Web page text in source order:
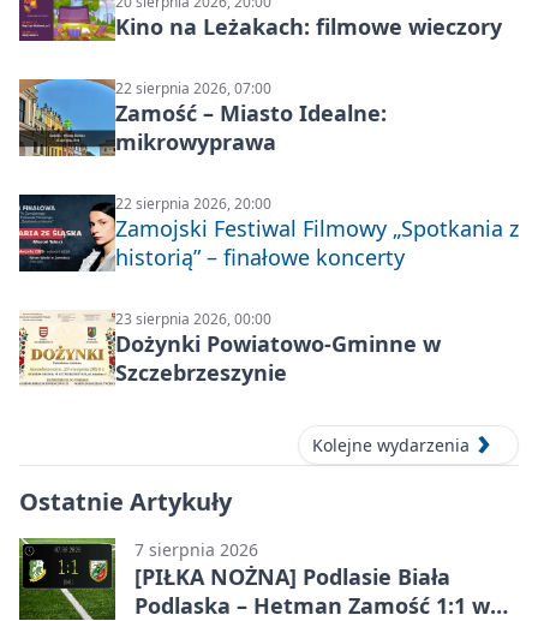
Kino na Leżakach: filmowe wieczory
22 sierpnia 2026, 07:00
Zamość – Miasto Idealne:
mikrowyprawa
22 sierpnia 2026, 20:00
Zamojski Festiwal Filmowy „Spotkania z
historią” – finałowe koncerty
23 sierpnia 2026, 00:00
Dożynki Powiatowo-Gminne w
Szczebrzeszynie
Kolejne wydarzenia
Ostatnie Artykuły
7 sierpnia 2026
[PIŁKA NOŻNA] Podlasie Biała
Podlaska – Hetman Zamość 1:1 w